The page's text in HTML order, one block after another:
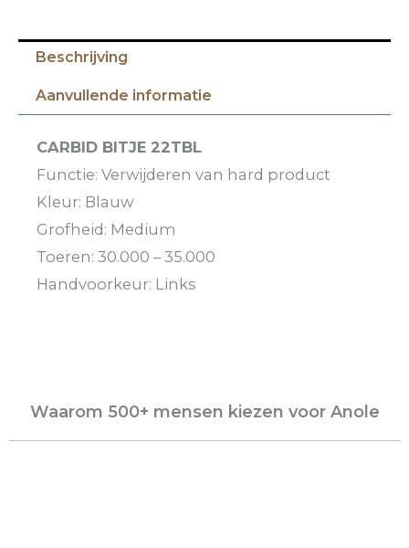
Beschrijving
Aanvullende informatie
CARBID BITJE 22TBL
Functie: Verwijderen van hard product
Kleur: Blauw
Grofheid: Medium
Toeren: 30.000 – 35.000
Handvoorkeur: Links
Waarom 500+ mensen kiezen voor Anole